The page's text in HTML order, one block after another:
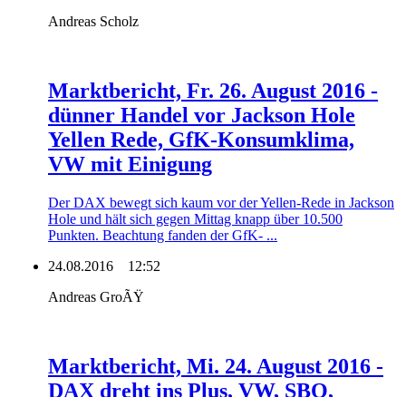
Andreas Scholz
Marktbericht, Fr. 26. August 2016 -
dünner Handel vor Jackson Hole
Yellen Rede, GfK-Konsumklima,
VW mit Einigung
Der DAX bewegt sich kaum vor der Yellen-Rede in Jackson
Hole und hält sich gegen Mittag knapp über 10.500
Punkten. Beachtung fanden der GfK- ...
24.08.2016
12:52
Andreas GroÃŸ
Marktbericht, Mi. 24. August 2016 -
DAX dreht ins Plus, VW, SBO,